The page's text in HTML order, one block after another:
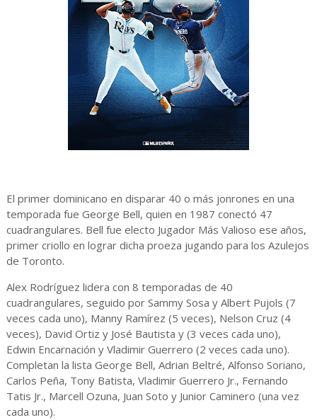
El primer dominicano en disparar 40 o más jonrones en una
temporada fue George Bell, quien en 1987 conectó 47
cuadrangulares. Bell fue electo Jugador Más Valioso ese años,
primer criollo en lograr dicha proeza jugando para los Azulejos
de Toronto.
Alex Rodríguez lidera con 8 temporadas de 40
cuadrangulares, seguido por Sammy Sosa y Albert Pujols (7
veces cada uno), Manny Ramírez (5 veces), Nelson Cruz (4
veces), David Ortiz y José Bautista y (3 veces cada uno),
Edwin Encarnación y Vladimir Guerrero (2 veces cada uno).
Completan la lista George Bell, Adrian Beltré, Alfonso Soriano,
Carlos Peña, Tony Batista, Vladimir Guerrero Jr., Fernando
Tatis Jr., Marcell Ozuna, Juan Soto y Junior Caminero (una vez
cada uno).